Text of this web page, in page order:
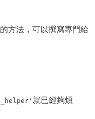
方法，可以撰寫專門給
就已經夠煩